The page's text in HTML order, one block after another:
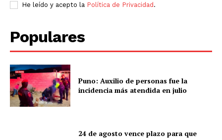
He leído y acepto la Política de Privacidad.
Populares
Puno: Auxilio de personas fue la
incidencia más atendida en julio
24 de agosto vence plazo para que